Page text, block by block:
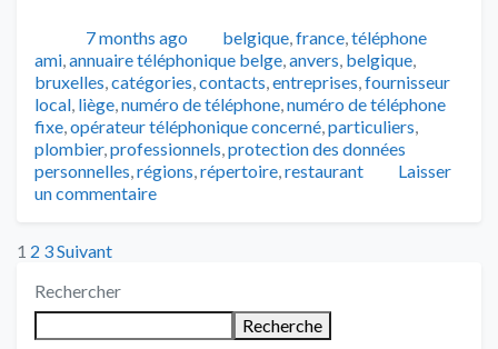
Publié7 months ago Catégories
belgique,france,téléphone
ami,annuaire téléphonique belge,anvers, belgique,
bruxelles,catégories,contacts,entreprises,fournisseur
local, liège,numéro de téléphone,numéro de téléphone
fixe,opérateur téléphonique concerné,particuliers,
plombier,professionnels,protection des données
personnelles,régions,répertoire,restaurant
Laisser
un commentaire
Posts
pagination
1 2 3Suivant
Rechercher
Recherche